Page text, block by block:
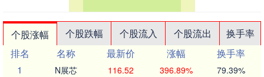
个股涨幅 个股跌幅 个股流入 个股流出
换手率
排名
名称 最新价 涨幅
换手率
1
N展芯 116.52 396.89% 79.39%